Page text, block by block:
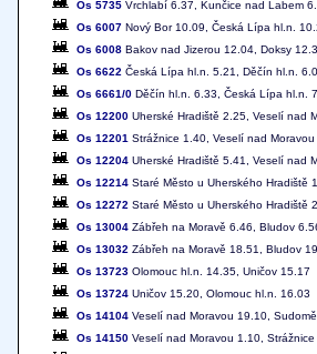
Os 5735 Vrchlabí 6.37, Kunčice nad Labem
Os 6007 Nový Bor 10.09, Česká Lípa hl.n.
Os 6008 Bakov nad Jizerou 12.04, Doksy
Os 6622 Česká Lípa hl.n. 5.21, Děčín hl.n.
Os 6661/0 Děčín hl.n. 6.33, Česká Lípa hl.n.
Os 12200 Uherské Hradiště 2.25, Veselí nad
Os 12201 Strážnice 1.40, Veselí nad
Os 12204 Uherské Hradiště 5.41, Veselí nad
Os 12214 Staré Město u Uherského Hradiště
Os 12272 Staré Město u Uherského Hradiště
Os 13004 Zábřeh na Moravě 6.46, Bludov
Os 13032 Zábřeh na Moravě 18.51, Bludov
Os 13723 Olomouc hl.n. 14.35, Uničov 15.17
Os 13724 Uničov 15.20, Olomouc hl.n. 16.03
Os 14104 Veselí nad Moravou 19.10,
Os 14150 Veselí nad Moravou 1.10,